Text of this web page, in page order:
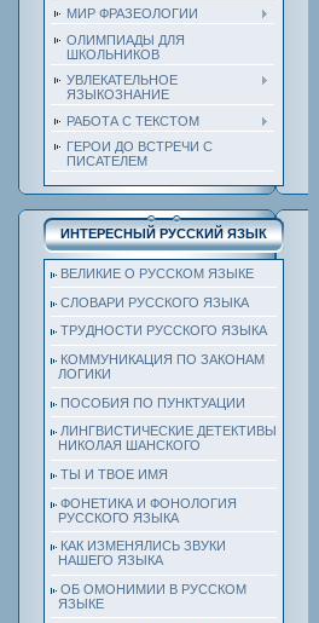
МИР ФРАЗЕОЛОГИИ
ОЛИМПИАДЫ ДЛЯ
ШКОЛЬНИКОВ
УВЛЕКАТЕЛЬНОЕ
ЯЗЫКОЗНАНИЕ
РАБОТА С ТЕКСТОМ
ГЕРОИ ДО ВСТРЕЧИ С
ПИСАТЕЛЕМ
ИНТЕРЕСНЫЙ РУССКИЙ ЯЗЫК
ВЕЛИКИЕ О РУССКОМ ЯЗЫКЕ
СЛОВАРИ РУССКОГО ЯЗЫКА
ТРУДНОСТИ РУССКОГО ЯЗЫКА
КОММУНИКАЦИЯ ПО ЗАКОНАМ
ЛОГИКИ
ПОСОБИЯ ПО ПУНКТУАЦИИ
ЛИНГВИСТИЧЕСКИЕ ДЕТЕКТИВЫ
НИКОЛАЯ ШАНСКОГО
ТЫ И ТВОЕ ИМЯ
ФОНЕТИКА И ФОНОЛОГИЯ
РУССКОГО ЯЗЫКА
КАК ИЗМЕНЯЛИСЬ ЗВУКИ
НАШЕГО ЯЗЫКА
ОБ ОМОНИМИИ В РУССКОМ
ЯЗЫКЕ